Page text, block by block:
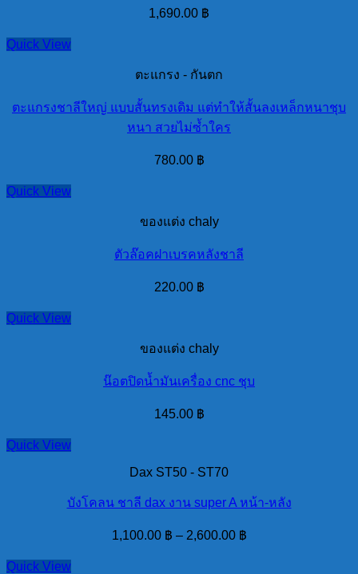
1,690.00 ฿
Quick View
ตะแกรง - กันตก
ตะแกรงชาลีใหญ่ แบบสั้นทรงเดิม แต่ทำให้สั้นลงเหล็กหนาชุบ
หนา สวยไม่ซ้ำใคร
780.00 ฿
Quick View
ของแต่ง chaly
ตัวล๊อคฝาเบรคหลังชาลี
220.00 ฿
Quick View
ของแต่ง chaly
น๊อตปิดน้ำมันเครื่อง cnc ชุบ
145.00 ฿
Quick View
Dax ST50 - ST70
บังโคลน ชาลี dax งาน super A หน้า-หลัง
1,100.00 ฿ – 2,600.00 ฿
Quick View